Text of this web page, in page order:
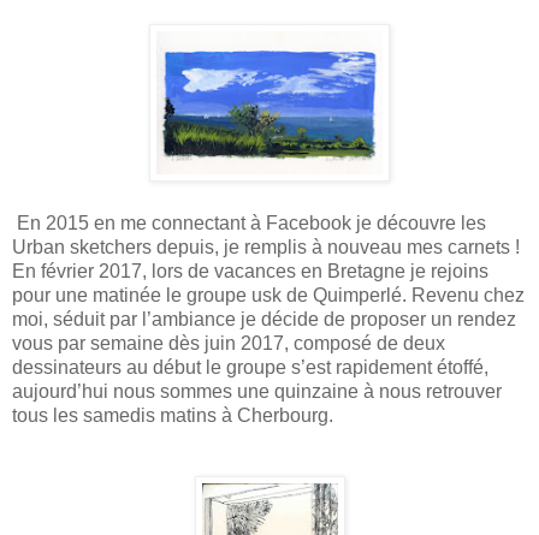
En 2015 en me connectant à Facebook je découvre les
Urban sketchers depuis, je remplis à nouveau mes carnets !
En février 2017, lors de vacances en Bretagne je rejoins
pour une matinée le groupe usk de Quimperlé. Revenu chez
moi, séduit par l’ambiance je décide de proposer un rendez
vous par semaine dès juin 2017, composé de deux
dessinateurs au début le groupe s’est rapidement étoffé,
aujourd’hui nous sommes une quinzaine à nous retrouver
tous les samedis matins à Cherbourg.